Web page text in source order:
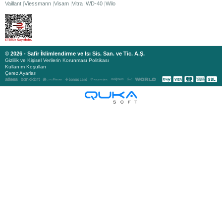
Vaillant Viessmann Visam Vitra WD-40 Wilo
© 2026 - Safir İklimlendirme ve Isı Sis. San. ve Tic. A.Ş.
Gizlilik ve Kişisel Verilerin Korunması Politikası
Kullanım Koşulları
Çerez Ayarları